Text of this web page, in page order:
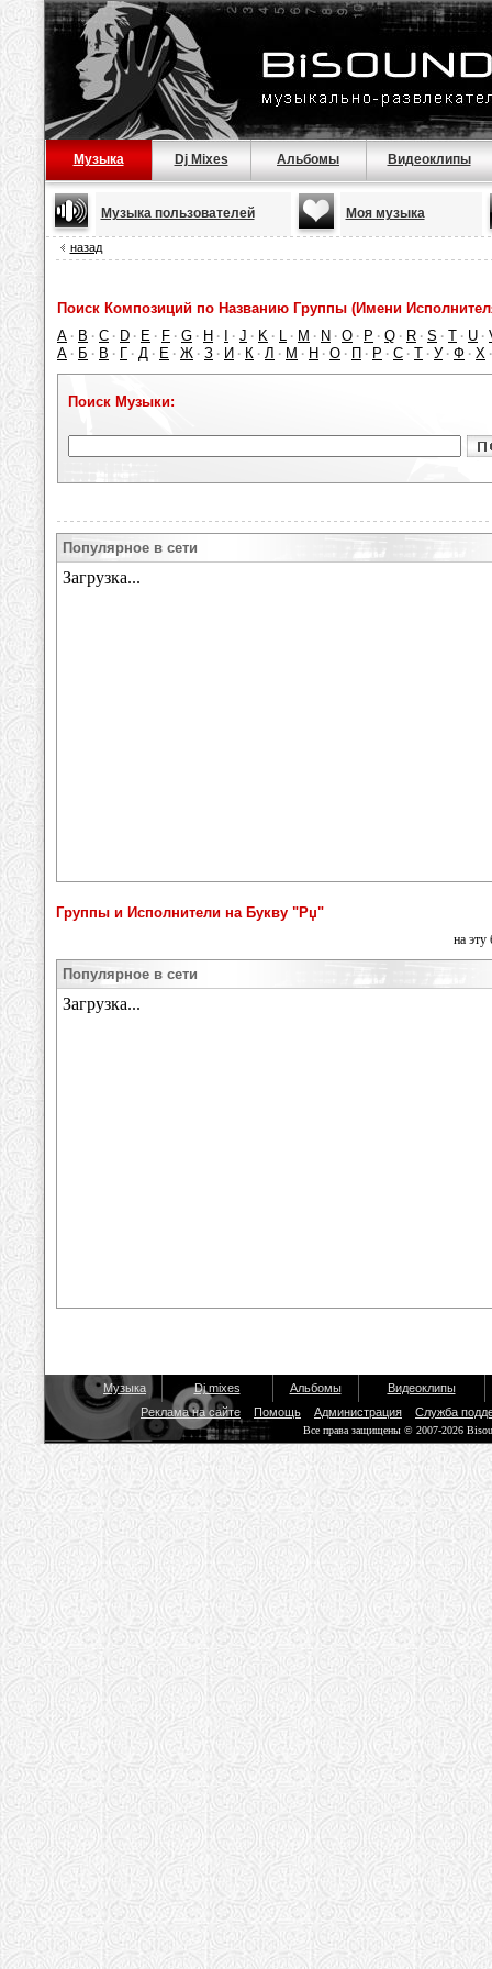
Музыка Dj Mixes Альбомы Видеоклипы
Музыка пользователей Моя музыка
назад
Поиск Композиций по Названию Группы (Имени
A · B · C · D · E · F · G · H · · J · K · L · M · N · O · P · Q · R · S · T · U ·
А · Б · В · Г · Д · Е · Ж · З · И · К · Л · М · Н · О · П · Р · С · Т · У · Ф · Х
Поиск Музыки:
Популярное в сети
Группы и Исполнители на Букву "Рџ"
на эту
Популярное в сети
Музыка Dj mixes Альбомы
Видеоклипы
Реклама на сайте
Помощь Администрация Служба
Все права защищены © 2007-2026